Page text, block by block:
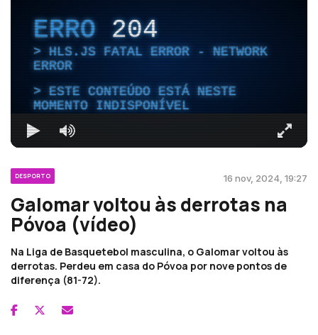
ERRO204
HLS.JS FATAL ERROR - NETWORK
ERROR
ESTE CONTEÚDO ESTÁ NESTE
MOMENTO INDISPONÍVEL
DESPORTO 16 nov, 2024, 19:27
Galomar voltou às derrotas na
Póvoa (vídeo)
Na Liga de Basquetebol masculina, o Galomar voltou às
derrotas. Perdeu em casa do Póvoa por nove pontos de
diferença (81-72).